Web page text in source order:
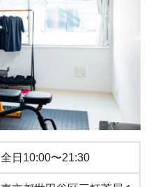
全日10:00〜21:30